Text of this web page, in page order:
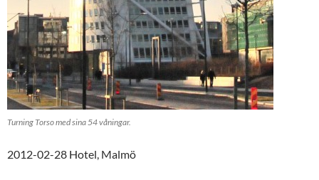
Turning Torso med sina 54 våningar.
2012-02-28 Hotel, Malmö